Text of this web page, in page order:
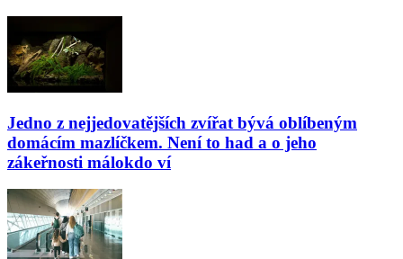
Jedno z nejjedovatějších zvířat bývá oblíbeným
domácím mazlíčkem. Není to had a o jeho
zákeřnosti málokdo ví